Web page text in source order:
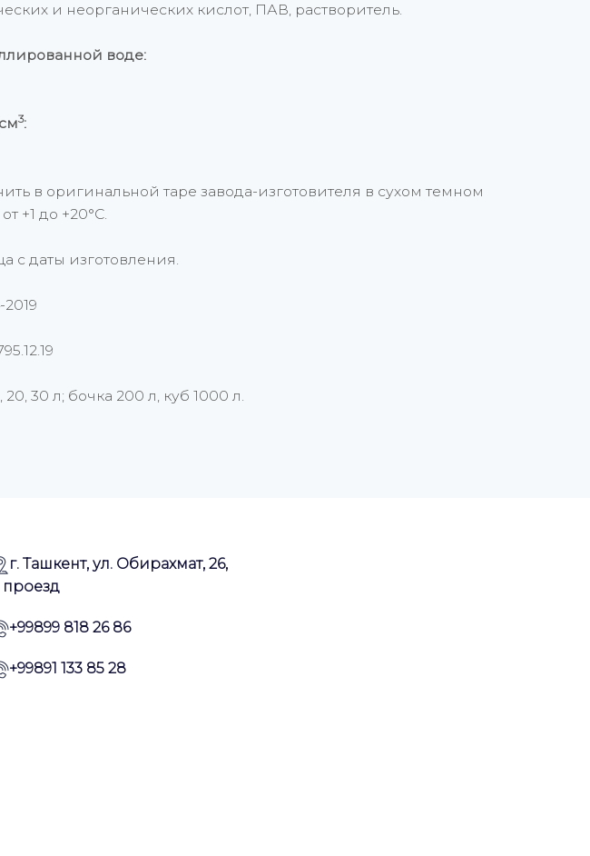
и неорганических кислот, ПАВ, растворитель.
воде:
3:
в оригинальной таре завода-изготовителя в сухом темном
+1 до +20°С.
с даты изготовления.
2019
20, 30 л; бочка 200 л, куб 1000 л.
г. Ташкент, ул. Обирахмат, 26,
проезд
+99899 818 26 86
+99891 133 85 28